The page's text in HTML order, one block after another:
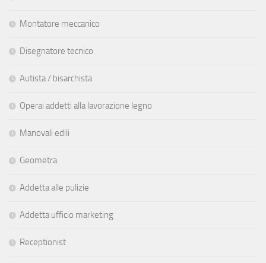
Montatore meccanico
Disegnatore tecnico
Autista / bisarchista
Operai addetti alla lavorazione legno
Manovali edili
Geometra
Addetta alle pulizie
Addetta ufficio marketing
Receptionist